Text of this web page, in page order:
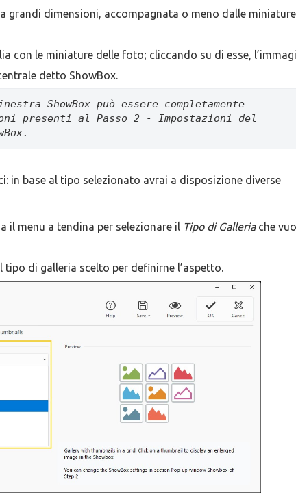
grandi dimensioni, accompagnata o meno dalle
con le miniature delle foto; cliccando su di esse,
detto ShowBox.
ShowBox può essere completamente
presenti al Passo 2 - Impostazioni del
in base al tipo selezionato avrai a disposizione diverse
il menu a tendina per selezionare il Tipo di Galleriache
di galleria scelto per definirne l’aspetto.